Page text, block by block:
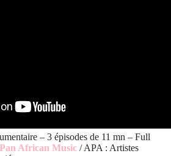
– 3 épisodes de 11 mn – Full
Pan African Music / APA : Artistes